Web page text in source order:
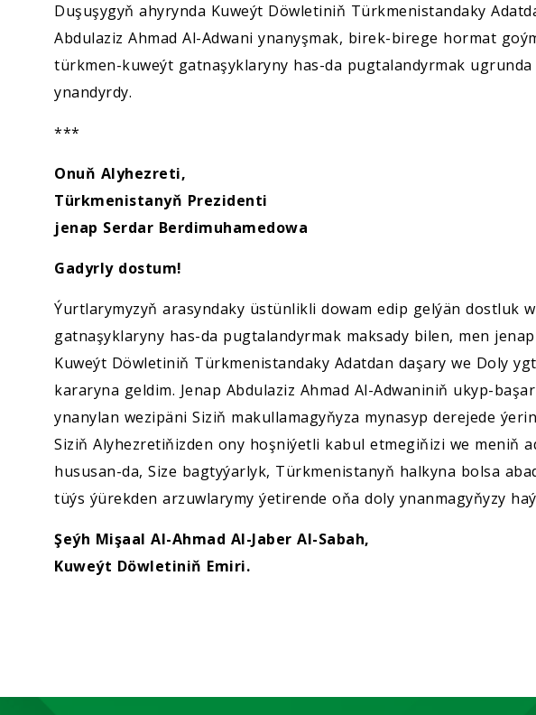
Duşuşygyň ahyrynda Kuweýt Döwletiniň Türkmenistandaky
Abdulaziz Ahmad Al-Adwani ynanyşmak, birek-birege hormat
türkmen-kuweýt gatnaşyklaryny has-da pugtalandyrmak
ynandyrdy.
***
Onuň Alyhezreti,
Türkmenistanyň Prezidenti
jenap Serdar Berdimuhamedowa
Gadyrly dostum!
Ýurtlarymyzyň arasyndaky üstünlikli dowam edip gelýän dostluk
gatnaşyklaryny has-da pugtalandyrmak maksady bilen, men
Kuweýt Döwletiniň Türkmenistandaky Adatdan daşary we Doly
kararyna geldim. Jenap Abdulaziz Ahmad Al-Adwaniniň ukyp-
ynanylan wezipäni Siziň makullamagyňyza mynasyp derejede
Siziň Alyhezretiňizden ony hoşniýetli kabul etmegiňizi we meniň
hususan-da, Size bagtyýarlyk, Türkmenistanyň halkyna bolsa
tüýs ýürekden arzuwlarymy ýetirende oňa doly ynanmagyňyzy
Şeýh Mişaal Al-Ahmad Al-Jaber Al-Sabah,
Kuweýt Döwletiniň Emiri.